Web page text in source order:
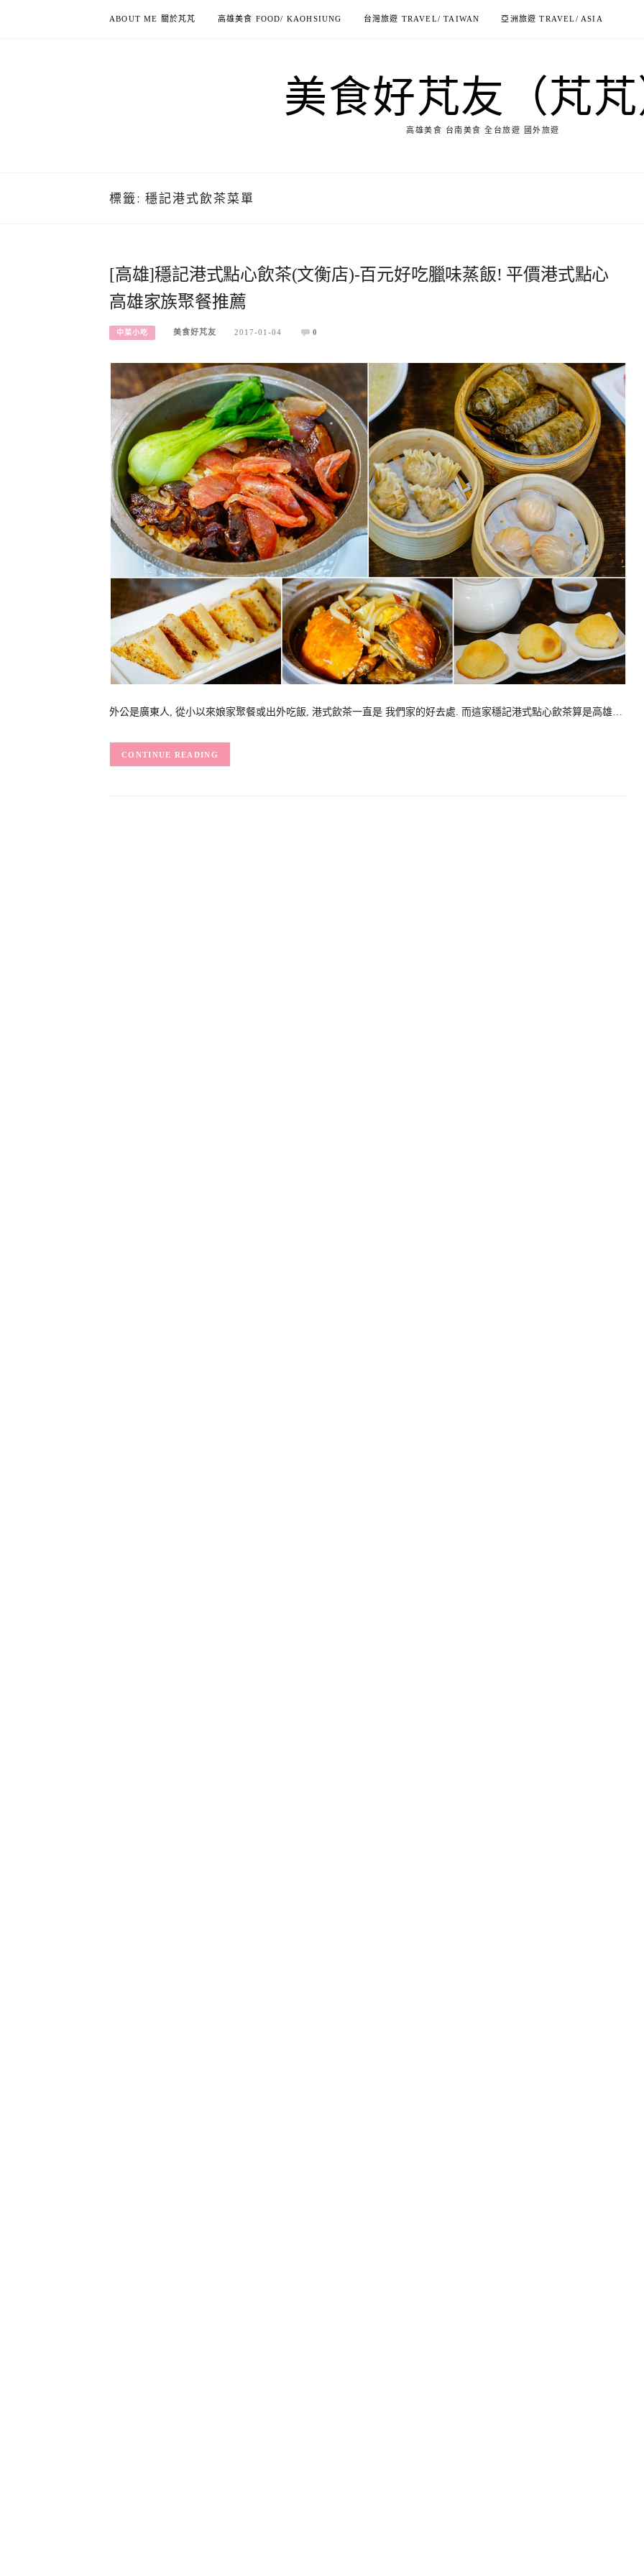
ABOUT ME 關於芃芃 高雄美食 FOOD/ KAOHSIUNG 台灣旅遊 TRAVEL/ TAIWAN 亞洲旅遊 TRAVEL/ ASIA
美食好芃友（芃芃
高雄美食 台南美食 全台旅遊 國外旅遊
標籤: 穩記港式飲茶菜單
[高雄]穩記港式點心飲茶(文衡店)-百元好吃臘味蒸飯! 平價港式點心
高雄家族聚餐推薦
中菜小吃 美食好芃友 2017-01-04 0
外公是廣東人, 從小以來娘家聚餐或出外吃飯, 港式飲茶一直是 我們家的好去處. 而這家穩記港式點心飲茶算是高雄…
CONTINUE READING